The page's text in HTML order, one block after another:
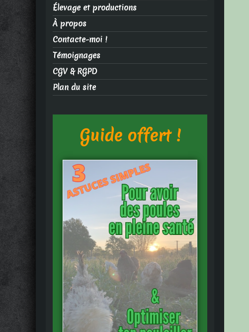
Élevage et productions
À propos
Contacte-moi !
Témoignages
CGV & RGPD
Plan du site
Guide offert !